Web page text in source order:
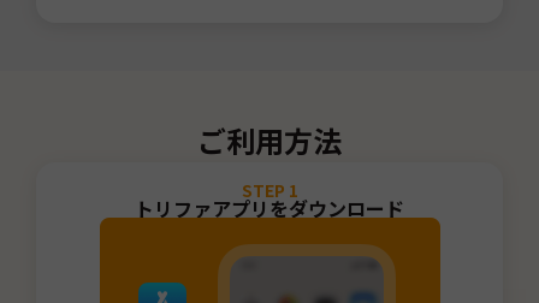
ご利用方法
STEP 1
トリファアプリをダウンロード